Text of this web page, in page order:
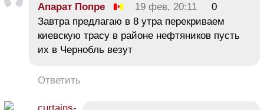
Апарат Попре 19 фев, 20:11
0
Завтра предлагаю в 8 утра перекриваем
киевскую трасу в районе нефтяников пусть
их в Чернобль везут
Ответить